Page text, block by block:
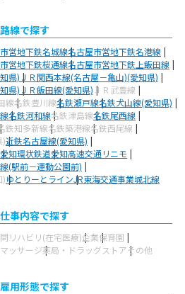
線で探す
営地下鉄名城線名古屋市営地下鉄名港線
営地下鉄桜通線名古屋市営地下鉄上飯田線
県)ＪＲ関西本線(名古屋－亀山)(愛知県)
県)ＪＲ飯田線(愛知県) ＪＲ武豊線
線名鉄豊川線名鉄瀬戸線名鉄犬山線(愛知県)
名鉄河和線名鉄津島線名鉄尾西線
鉄知多新線名鉄築港線名鉄西尾線
)近鉄名古屋線(愛知県)
愛知環状鉄道愛知高速交通リニモ
(駅前－運動公園前)
)ゆとりーとラインJR東海交通事業城北線
事内容で探す
リハビリ(在宅医療)企業保育園
ッサージ薬局・ドラッグストアその他
用形態で探す